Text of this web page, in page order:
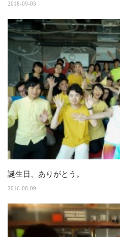
2018-09-03
誕生日、ありがとう。
2016-08-09